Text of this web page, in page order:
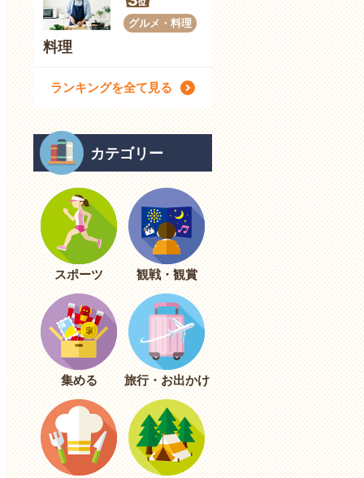
グルメ・料理
料理
ランキングを全て見る
カテゴリー
スポーツ 観戦・観賞
集める 旅行・お出かけ